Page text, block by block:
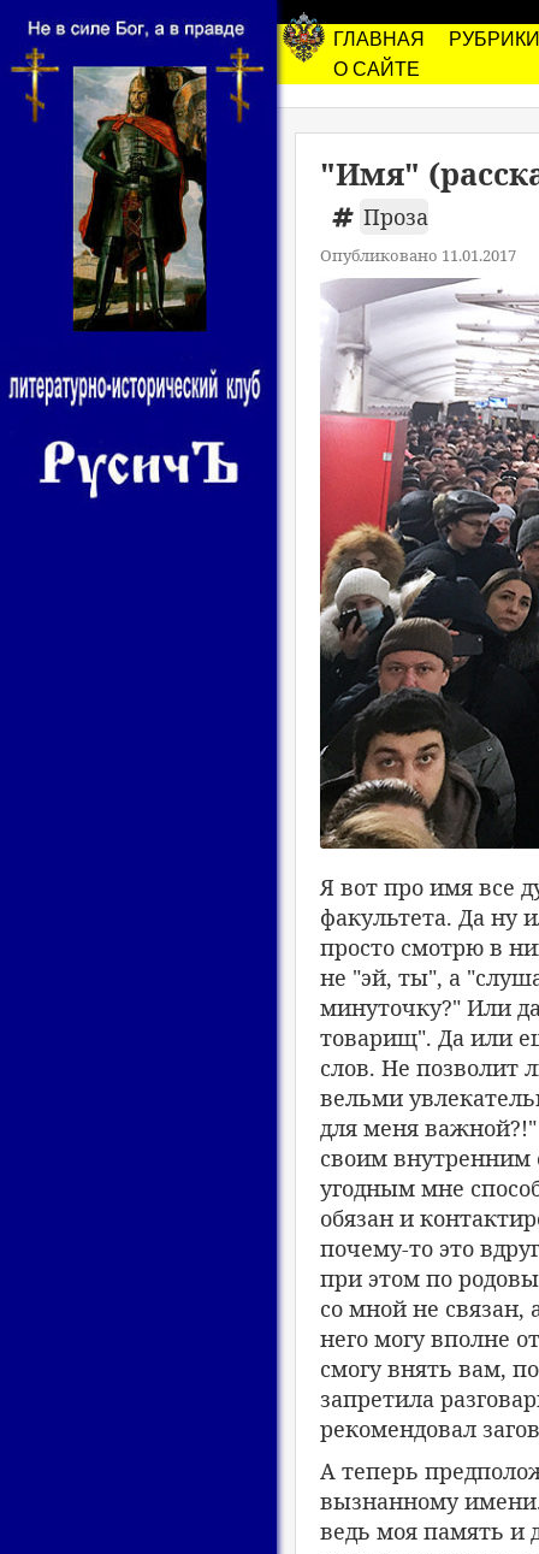
ГЛАВНАЯ
РУБРИКИ
О САЙТЕ
"Имя"
Проза
Опубликовано 11.01.2017
Я вот про имя все
факультета. Да ну
просто смотрю в
не "эй, ты", а
минуточку?" Или
товарищ". Да или
слов. Не позволит
вельми
для меня
своим внутренним
угодным мне
обязан и
почему-то это
при этом по
со мной не связан,
него могу вполне
смогу внять вам,
запретила
рекомендовал
А теперь
вызнанному
ведь моя память и